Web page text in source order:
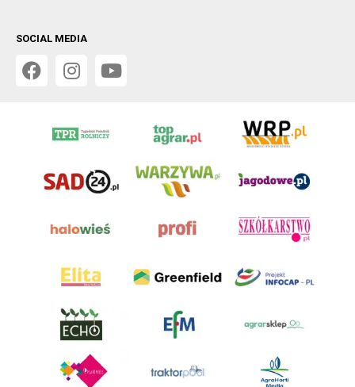
SOCIAL MEDIA